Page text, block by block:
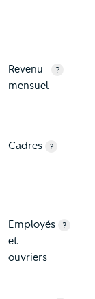
Revenu
mensuel
?
Cadres ?
Employés
et
ouvriers
?